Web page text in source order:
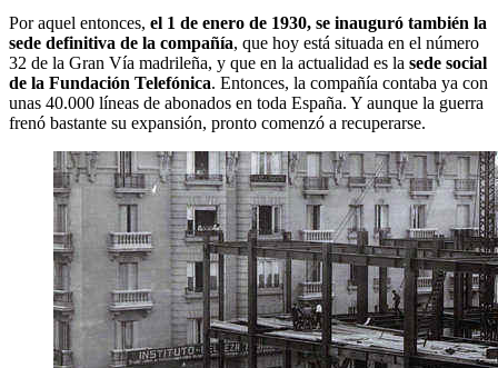
Por aquel entonces, el 1 de enero de 1930, se inauguró también la
sede definitiva de la compañía, que hoy está situada en el número
32 de la Gran Vía madrileña, y que en la actualidad es la sede social
de la Fundación Telefónica. Entonces, la compañía contaba ya con
unas 40.000 líneas de abonados en toda España. Y aunque la guerra
frenó bastante su expansión, pronto comenzó a recuperarse.